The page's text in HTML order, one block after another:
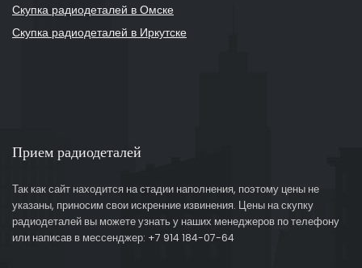
Скупка радиодеталей в Омске
Скупка радиодеталей в Иркутске
Прием радиодеталей
Так как сайт находится на стадии наполнения, поэтому цены не
указаны, приносим свои искренние извинения. Цены на скупку
радиодеталей вы можете узнать у наших менеджеров по телефону
или написав в мессенджер: +7 914 184-07-64